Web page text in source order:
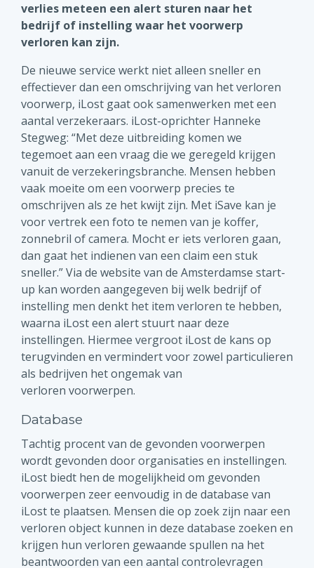
verlies meteen een alert sturen naar het
bedrijf of instelling waar het voorwerp
verloren kan zijn.
De nieuwe service werkt niet alleen sneller en
effectiever dan een omschrijving van het verloren
voorwerp, iLost gaat ook samenwerken met een
aantal verzekeraars. iLost-oprichter Hanneke
Stegweg: “Met deze uitbreiding komen we
tegemoet aan een vraag die we geregeld krijgen
vanuit de verzekeringsbranche. Mensen hebben
vaak moeite om een voorwerp precies te
omschrijven als ze het kwijt zijn. Met iSave kan je
voor vertrek een foto te nemen van je koffer,
zonnebril of camera. Mocht er iets verloren gaan,
dan gaat het indienen van een claim een stuk
sneller.” Via de website van de Amsterdamse start-
up kan worden aangegeven bij welk bedrijf of
instelling men denkt het item verloren te hebben,
waarna iLost een alert stuurt naar deze
instellingen. Hiermee vergroot iLost de kans op
terugvinden en vermindert voor zowel particulieren
als bedrijven het ongemak van
verloren voorwerpen.
Database
Tachtig procent van de gevonden voorwerpen
wordt gevonden door organisaties en instellingen.
iLost biedt hen de mogelijkheid om gevonden
voorwerpen zeer eenvoudig in de database van
iLost te plaatsen. Mensen die op zoek zijn naar een
verloren object kunnen in deze database zoeken en
krijgen hun verloren gewaande spullen na het
beantwoorden van een aantal controlevragen